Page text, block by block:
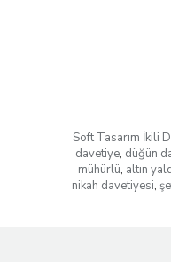
Soft Tasarım İkili
davetiye, düğün
mühürlü, altın
nikah davetiyesi,